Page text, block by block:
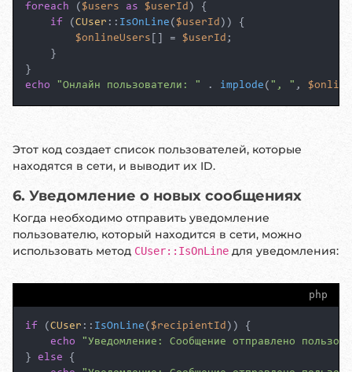
foreach ( $users as $userId ) {
if ( CUser :: IsOnLine ( $userId )) {
$onlineUsers [] = $userId ;
    }
echo
"Онлайн пользователи: " . implode ( ", " ,
Этот код создает список пользователей, которые
находятся в сети, и выводит их ID.
6. Уведомление о новых сообщениях
Когда необходимо отправить уведомление
пользователю, который находится в сети, можно
использовать метод CUser::IsOnLine для уведомления:
php
if ( CUser :: IsOnLine ( $recipientId )) {
echo
"Уведомление: Сообщение отправлено
} else {